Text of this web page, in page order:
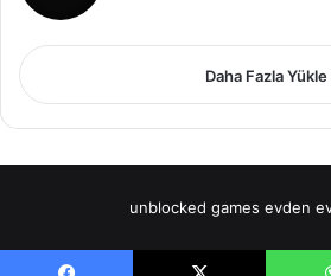
Daha Fazla Yükle
unblocked games evden